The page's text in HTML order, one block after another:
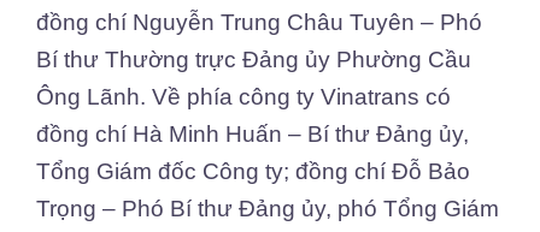
đồng chí Nguyễn Trung Châu Tuyên – Phó
Bí thư Thường trực Đảng ủy Phường Cầu
Ông Lãnh. Về phía công ty Vinatrans có
đồng chí Hà Minh Huấn – Bí thư Đảng ủy,
Tổng Giám đốc Công ty; đồng chí Đỗ Bảo
Trọng – Phó Bí thư Đảng ủy, phó Tổng Giám